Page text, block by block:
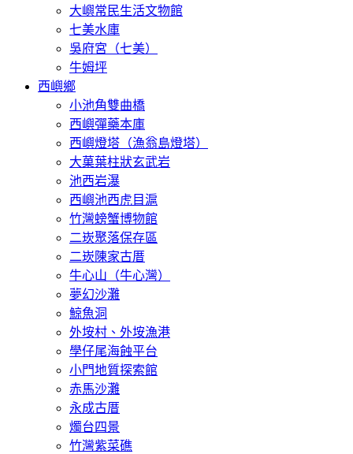
大嶼常民生活文物館
七美水庫
吳府宮（七美）
牛姆坪
西嶼鄉
小池角雙曲橋
西嶼彈藥本庫
西嶼燈塔（漁翁島燈塔）
大菓葉柱狀玄武岩
池西岩瀑
西嶼池西虎目滬
竹灣螃蟹博物館
二崁聚落保存區
二崁陳家古厝
牛心山（牛心灣）
夢幻沙灘
鯨魚洞
外垵村、外垵漁港
學仔尾海蝕平台
小門地質探索館
赤馬沙灘
永成古厝
燭台四景
竹灣紫菜礁